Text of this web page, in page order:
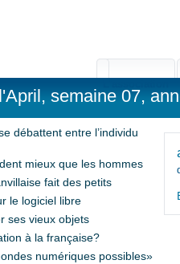
semaine 07,
débattent entre l’individu
mieux que les hommes
fait des petits
le logiciel libre
ses vieux objets
à la française?
numériques possibles»